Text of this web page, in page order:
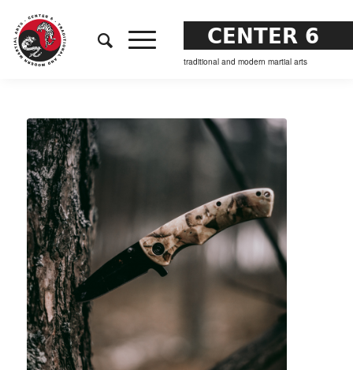
CENTER 6
traditional and modern martial arts